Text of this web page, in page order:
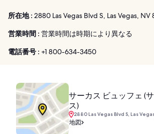
所在地 : 2880 Las Vegas Blvd S, Las Vegas, NV
営業時間 : 営業時間は時期により異なる
電話番号 : +1 800-634-3450
サーカス ビュッフェ (
ス)
2880 Las Vegas Blvd S, Las
地図